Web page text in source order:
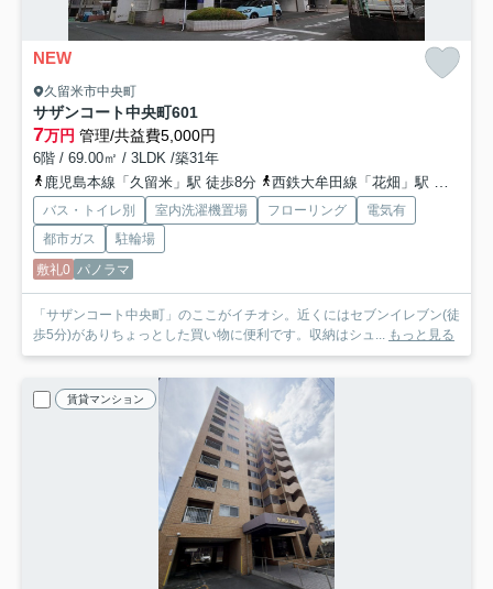
NEW
久留米市中央町
サザンコート中央町601
7万円 管理/共益費5,000円
6階 / 69.00㎡ / 3LDK /築31年
鹿児島本線「久留米」駅 徒歩8分
西鉄大牟田線「花畑」駅 徒歩23分
バス・トイレ別 室内洗濯機置場 フローリング
電気有
都市ガス
駐輪場
敷礼0 パノラマ
「サザンコート中央町」のここがイチオシ。近くにはセブンイレブン(徒
歩5分)がありちょっとした買い物に便利です。収納はシュ...
もっと見る
賃貸マンション